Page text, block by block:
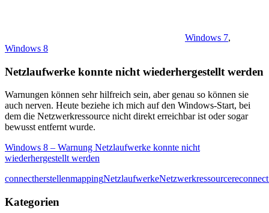
Windows 7,
Windows 8
Netzlaufwerke konnte nicht wiederhergestellt werden
Warnungen können sehr hilfreich sein, aber genau so können sie
auch nerven. Heute beziehe ich mich auf den Windows-Start, bei
dem die Netzwerkressource nicht direkt erreichbar ist oder sogar
bewusst entfernt wurde.
Windows 8 – Warnung Netzlaufwerke konnte nicht
wiederhergestellt werden
connectherstellenmappingNetzlaufwerkeNetzwerkressourcereconnect
Kategorien